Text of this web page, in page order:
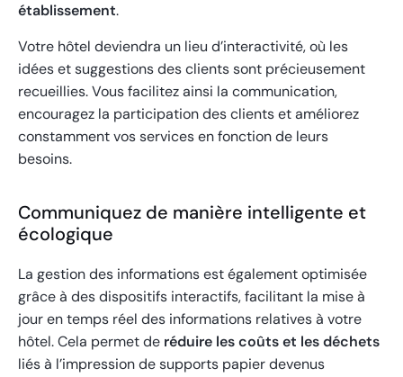
établissement.
Votre hôtel deviendra un lieu d’interactivité, où les
idées et suggestions des clients sont précieusement
recueillies. Vous facilitez ainsi la communication,
encouragez la participation des clients et améliorez
constamment vos services en fonction de leurs
besoins.
Communiquez de manière intelligente et
écologique
La gestion des informations est également optimisée
grâce à des dispositifs interactifs, facilitant la mise à
jour en temps réel des informations relatives à votre
hôtel. Cela permet de réduire les coûts et les déchets
liés à l’impression de supports papier devenus